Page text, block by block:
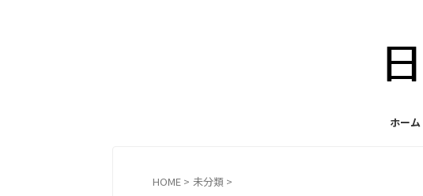
ホーム
HOME > 未分類 >